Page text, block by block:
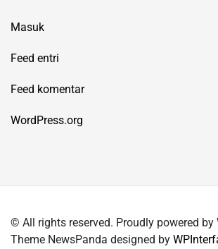
Masuk
Feed entri
Feed komentar
WordPress.org
© All rights reserved. Proudly powered by
Theme NewsPanda designed by